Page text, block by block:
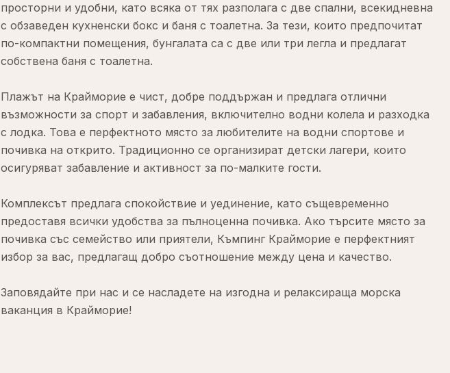
просторни и удобни, като всяка от тях разполага с две спални, всекидневна
с обзаведен кухненски бокс и баня с тоалетна. За тези, които предпочитат
по-компактни помещения, бунгалата са с две или три легла и предлагат
собствена баня с тоалетна.
Плажът на Крайморие е чист, добре поддържан и предлага отлични
възможности за спорт и забавления, включително водни колела и разходка
с лодка. Това е перфектното място за любителите на водни спортове и
почивка на открито. Традиционно се организират детски лагери, които
осигуряват забавление и активност за по-малките гости.
Комплексът предлага спокойствие и уединение, като същевременно
предоставя всички удобства за пълноценна почивка. Ако търсите място за
почивка със семейство или приятели, Къмпинг Крайморие е перфектният
избор за вас, предлагащ добро съотношение между цена и качество.
Заповядайте при нас и се насладете на изгодна и релаксираща морска
ваканция в Крайморие!